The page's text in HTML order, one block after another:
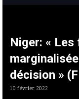
Niger: «
décision »
10 février 2022